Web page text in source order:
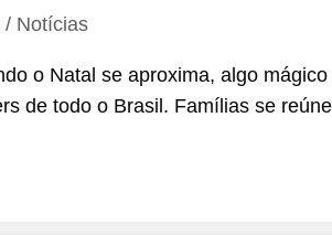
Notícias
o Natal se aproxima, algo
de todo o Brasil. Famílias se